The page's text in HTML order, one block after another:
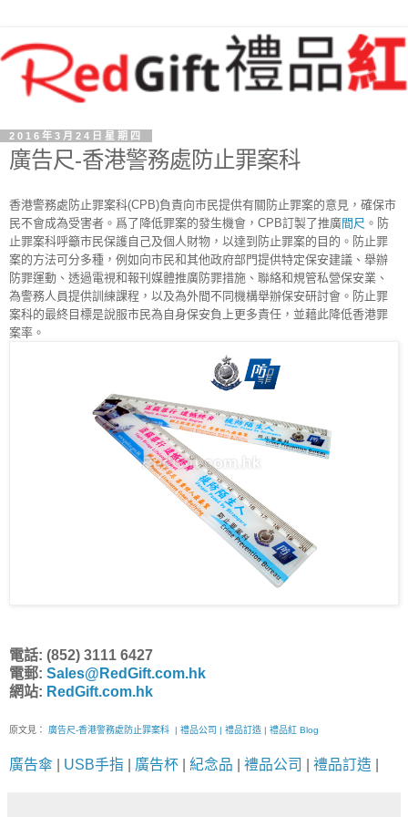
2016年3月24日星期四
廣告尺-香港警務處防止罪案科
香港警務處防止罪案科(CPB)負責向市民提供有關防止罪案的意見，確保市
民不會成為受害者。爲了降低罪案的發生機會，CPB訂製了推廣間尺 。防
止罪案科呼籲市民保護自己及個人財物，以達到防止罪案的目的。防止罪
案的方法可分多種，例如向市民和其他政府部門提供特定保安建議、舉辦
防罪運動、透過電視和報刊媒體推廣防罪措施、聯絡和規管私營保安業、
為警務人員提供訓練課程，以及為外間不同機構舉辦保安研討會。防止罪
案科的最終目標是說服市民為自身保安負上更多責任，並藉此降低香港罪
案率。
電話: (852) 3111 6427
電郵: Sales@RedGift.com.hk
網站: RedGift.com.hk
原文見： 廣告尺-香港警務處防止罪案科 | 禮品公司 | 禮品訂造 | 禮品紅 Blog
廣告傘 USB手指 廣告杯 紀念品 禮品公司 禮品訂造